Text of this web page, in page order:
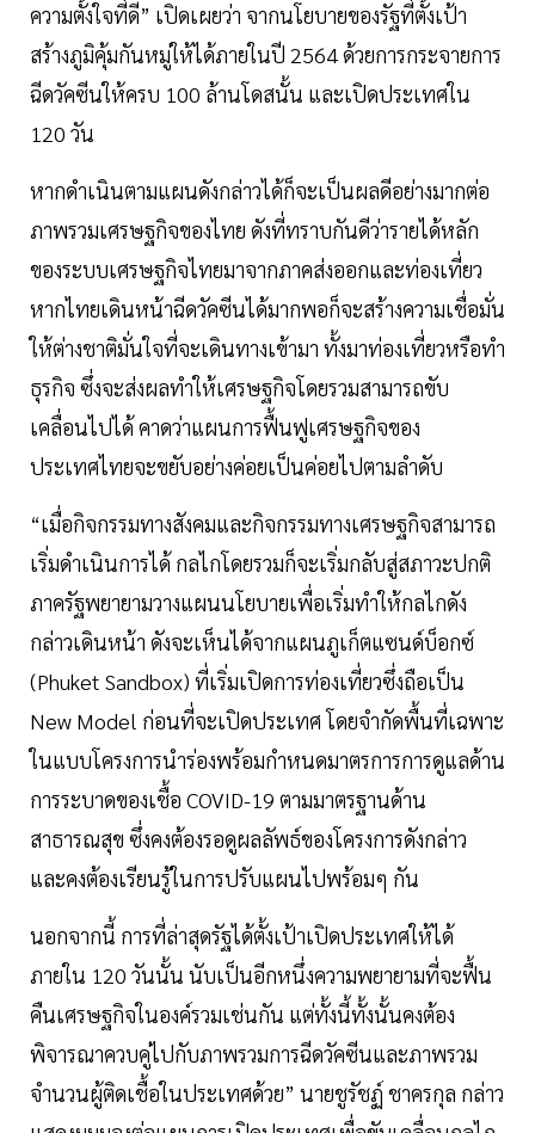
ความตั้งใจที่ดี” เปิดเผยว่า จากนโยบายของรัฐที่ตั้งเป้า
สร้างภูมิคุ้มกันหมู่ให้ได้ภายในปี 2564 ด้วยการกระจายการ
ฉีดวัคซีนให้ครบ 100 ล้านโดสนั้น และเปิดประเทศใน
120 วัน
หากดำเนินตามแผนดังกล่าวได้ก็จะเป็นผลดีอย่างมากต่อ
ภาพรวมเศรษฐกิจของไทย ดังที่ทราบกันดีว่ารายได้หลัก
ของระบบเศรษฐกิจไทยมาจากภาคส่งออกและท่องเที่ยว
หากไทยเดินหน้าฉีดวัคซีนได้มากพอก็จะสร้างความเชื่อมั่น
ให้ต่างชาติมั่นใจที่จะเดินทางเข้ามา ทั้งมาท่องเที่ยวหรือทำ
ธุรกิจ ซึ่งจะส่งผลทำให้เศรษฐกิจโดยรวมสามารถขับ
เคลื่อนไปได้ คาดว่าแผนการฟื้นฟูเศรษฐกิจของ
ประเทศไทยจะขยับอย่างค่อยเป็นค่อยไปตามลำดับ
“เมื่อกิจกรรมทางสังคมและกิจกรรมทางเศรษฐกิจสามารถ
เริ่มดำเนินการได้ กลไกโดยรวมก็จะเริ่มกลับสู่สภาวะปกติ
ภาครัฐพยายามวางแผนนโยบายเพื่อเริ่มทำให้กลไกดัง
กล่าวเดินหน้า ดังจะเห็นได้จากแผนภูเก็ตแซนด์บ็อกซ์
(Phuket Sandbox) ที่เริ่มเปิดการท่องเที่ยวซึ่งถือเป็น
New Model ก่อนที่จะเปิดประเทศ โดยจำกัดพื้นที่เฉพาะ
ในแบบโครงการนำร่องพร้อมกำหนดมาตรการการดูแลด้าน
การระบาดของเชื้อ COVID-19 ตามมาตรฐานด้าน
สาธารณสุข ซึ่งคงต้องรอดูผลลัพธ์ของโครงการดังกล่าว
และคงต้องเรียนรู้ในการปรับแผนไปพร้อมๆ กัน
นอกจากนี้ การที่ล่าสุดรัฐได้ตั้งเป้าเปิดประเทศให้ได้
ภายใน 120 วันนั้น นับเป็นอีกหนึ่งความพยายามที่จะฟื้น
คืนเศรษฐกิจในองค์รวมเช่นกัน แต่ทั้งนี้ทั้งนั้นคงต้อง
พิจารณาควบคู่ไปกับภาพรวมการฉีดวัคซีนและภาพรวม
จำนวนผู้ติดเชื้อในประเทศด้วย” นายชูรัชฏ์ ชาครกุล กล่าว